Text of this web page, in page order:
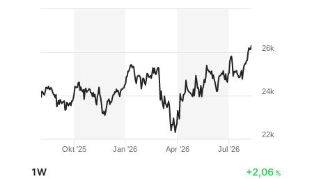
Okt '25 Jan '26 Apr '26 Jul '26
22k
24k
26k
1W +2,06%